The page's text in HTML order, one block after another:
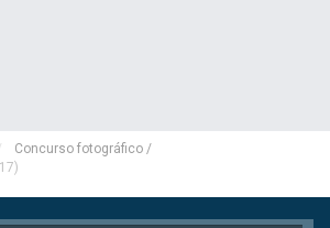
Concurso fotográfico /